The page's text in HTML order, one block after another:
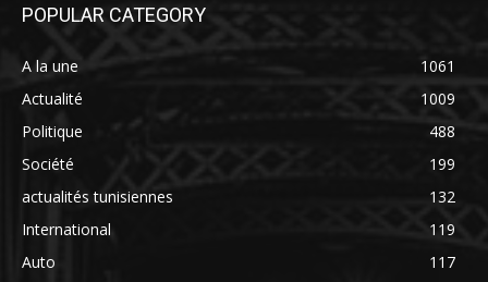
POPULAR CATEGORY
A la une
1061
Actualité
1009
Politique
488
Société
199
actualités tunisiennes
132
International
119
Auto
117